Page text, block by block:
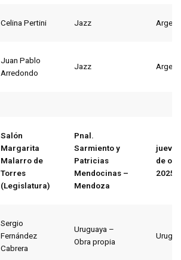
Celina Pertini Jazz
Juan Pablo
Arredondo
Jazz
Salón
Margarita
Malarro de
Torres
(Legislatura)
Pnal.
Sarmiento y
Patricias
Mendocinas –
Mendoza
de
2025
Sergio
Fernández
Cabrera
Uruguaya –
Obra propia